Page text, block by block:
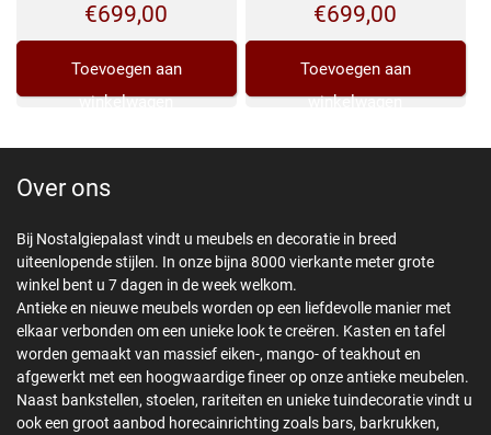
€699,00
Toevoegen aan
winkelwagen
€699,00
Toevoegen aan
winkelwagen
Over ons
Bij Nostalgiepalast vindt u meubels en decoratie in breed
uiteenlopende stijlen. In onze bijna 8000 vierkante meter grote
winkel bent u 7 dagen in de week welkom.
Antieke en nieuwe meubels worden op een liefdevolle manier met
elkaar verbonden om een unieke look te creëren. Kasten en tafel
worden gemaakt van massief eiken-, mango- of teakhout en
afgewerkt met een hoogwaardige fineer op onze antieke meubelen.
Naast bankstellen, stoelen, rariteiten en unieke tuindecoratie vindt u
ook een groot aanbod horecainrichting zoals bars, barkrukken,